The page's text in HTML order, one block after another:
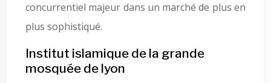
concurrentiel majeur dans un marché de plus en
plus sophistiqué.
Institut islamique de la grande
mosquée de lyon